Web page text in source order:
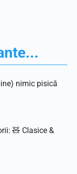
nimic pisică
🧸 Clasice &